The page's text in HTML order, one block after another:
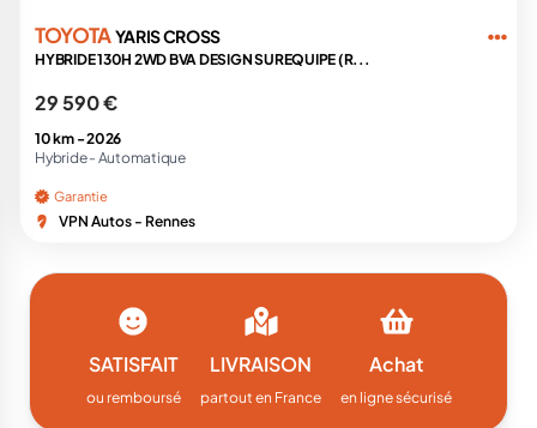
TOYOTAYARIS CROSS
HYBRIDE 130H 2WD BVA DESIGN SUREQUIPE (R...
29 590 €
10 km -2026
Hybride - Automatique
Garantie
VPN Autos - Rennes
SATISFAIT
ou remboursé
LIVRAISON
partout en France
Achat
en ligne sécurisé